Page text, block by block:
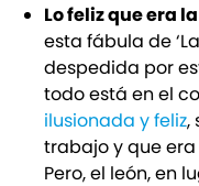
Lo feliz que era
esta fábula de
despedida por
todo está en el
ilusionada y feliz,
trabajo y que
Pero, el león, en